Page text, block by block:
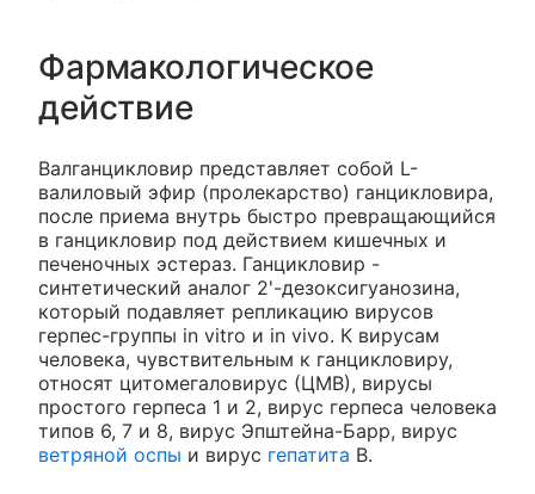
Фармакологическое
действие
Валганцикловир представляет собой L-
валиловый эфир (пролекарство) ганцикловира,
после приема внутрь быстро превращающийся
в ганцикловир под действием кишечных и
печеночных эстераз. Ганцикловир -
синтетический аналог 2'-дезоксигуанозина,
который подавляет репликацию вирусов
герпес-группы in vitro и in vivo. К вирусам
человека, чувствительным к ганцикловиру,
относят цитомегаловирус (ЦМВ), вирусы
простого герпеса 1 и 2, вирус герпеса человека
типов 6, 7 и 8, вирус Эпштейна-Барр, вирус
ветряной оспы и вирус гепатита В.